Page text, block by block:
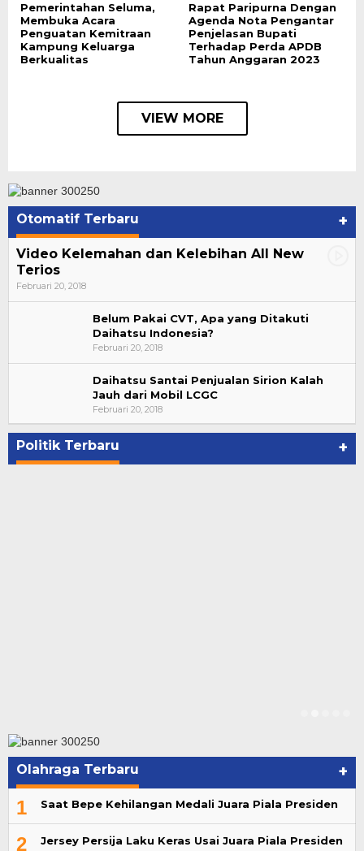
Pemerintahan Seluma,
Membuka Acara
Penguatan Kemitraan
Kampung Keluarga
Berkualitas
Rapat Paripurna Dengan
Agenda Nota Pengantar
Penjelasan Bupati
Terhadap Perda APDB
Tahun Anggaran 2023
VIEW MORE
Otomatif Terbaru +
Video Kelemahan dan Kelebihan All New
Terios
Februari 20, 2018
Belum Pakai CVT, Apa yang Ditakuti
Daihatsu Indonesia?
Februari 20, 2018
Daihatsu Santai Penjualan Sirion Kalah
Jauh dari Mobil LCGC
Februari 20, 2018
Politik Terbaru +
Bupati Ahmad Hijazi, Hadiri Paripurna Hasil
Penetapan Paslon Bupati dan Wabup Te…
Di NASIONAL, POLITIK, REJANG LEBONG
Olahraga Terbaru +
1 Saat Bepe Kehilangan Medali Juara Piala Presiden
2 Jersey Persija Laku Keras Usai Juara Piala Presiden